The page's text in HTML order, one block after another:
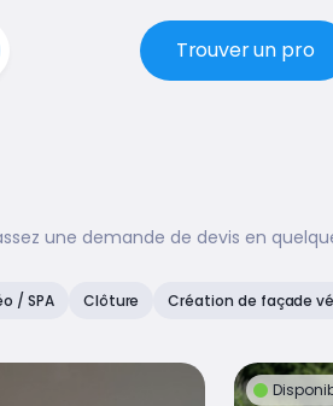
Trouver un pro
une demande de devis en
/ SPA Clôture Création de façade